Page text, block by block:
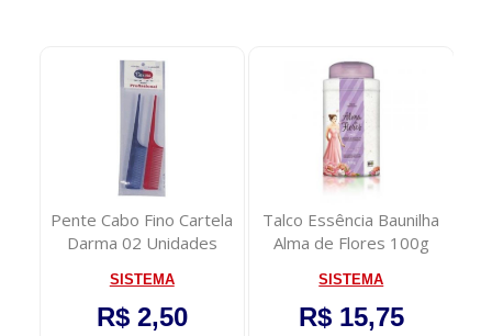
Pente Cabo Fino Cartela
Darma 02 Unidades
SISTEMA
R$ 2,50
Talco Essência Baunilha
Alma de Flores 100g
SISTEMA
R$ 15,75